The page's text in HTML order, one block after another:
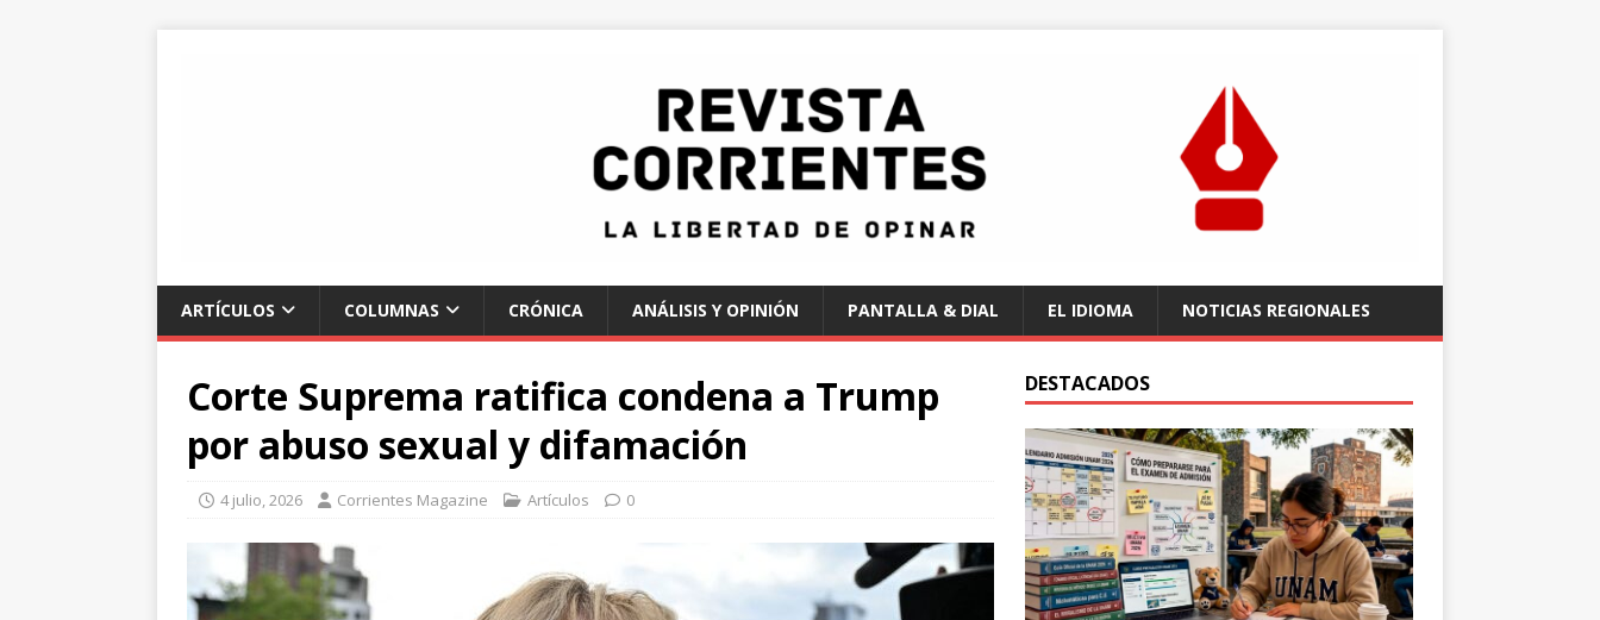
ARTÍCULOS COLUMNAS CRÓNICA ANÁLISIS Y OPINIÓN PANTALLA & DIAL EL IDIOMA NOTICIAS REGIONALES
Corte Suprema ratifica condena a Trump
por abuso sexual y difamación
4 julio, 2026 Corrientes Magazine Artículos 0
DESTACADOS